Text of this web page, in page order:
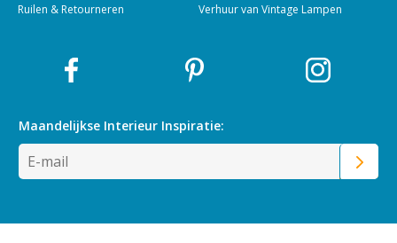
Ruilen & Retourneren
Verhuur van Vintage Lampen
Maandelijkse Interieur Inspiratie: